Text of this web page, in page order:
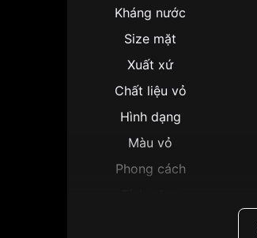
Kháng nước
Size mặt
Xuất xứ
Chất liệu vỏ
Hình dạng
Màu vỏ
Phong cách